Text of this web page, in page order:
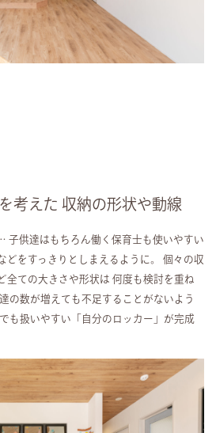
考えた 収納の形状や動線
供達はもちろん働く保育士も使いやすい
どをすっきりとしまえるように。 個々の収
全ての大きさや形状は 何度も検討を重ね
の数が増えても不足することがないよう
も扱いやすい「自分のロッカー」が完成